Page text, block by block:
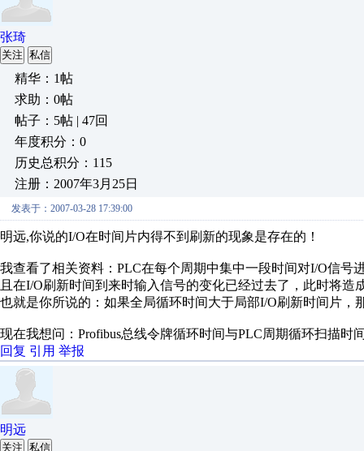
张琦
关注 私信
精华：1帖
求助：0帖
帖子：5帖 | 47回
年度积分：0
历史总积分：115
注册：2007年3月25日
发表于：2007-03-28 17:39:00
明远,你说的I/O在时间片内得不到刷新的现象是存在的！
我查看了相关资料：PLC在每个周期中集中一段时间对I/O信
且在I/O刷新时间到来时输入信号的变化已经过去了，此时将造
也就是你所说的：如果全局循环时间大于局部I/O刷新时间片，
现在我想问：Profibus总线令牌循环时间与PLC周期循环扫描时
回复 引用 举报
明远
关注 私信